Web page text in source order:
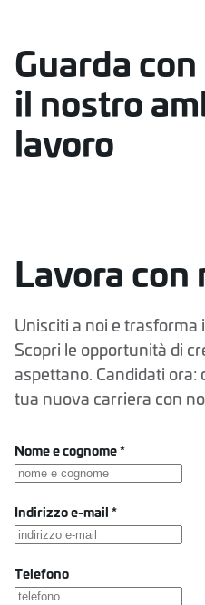
Guarda
il nostro
lavoro
Lavora con
Unisciti a noi e trasforma
Scopri le opportunità di
aspettano. Candidati ora:
tua nuova carriera con
Nome e cognome *
Indirizzo e-mail *
Telefono